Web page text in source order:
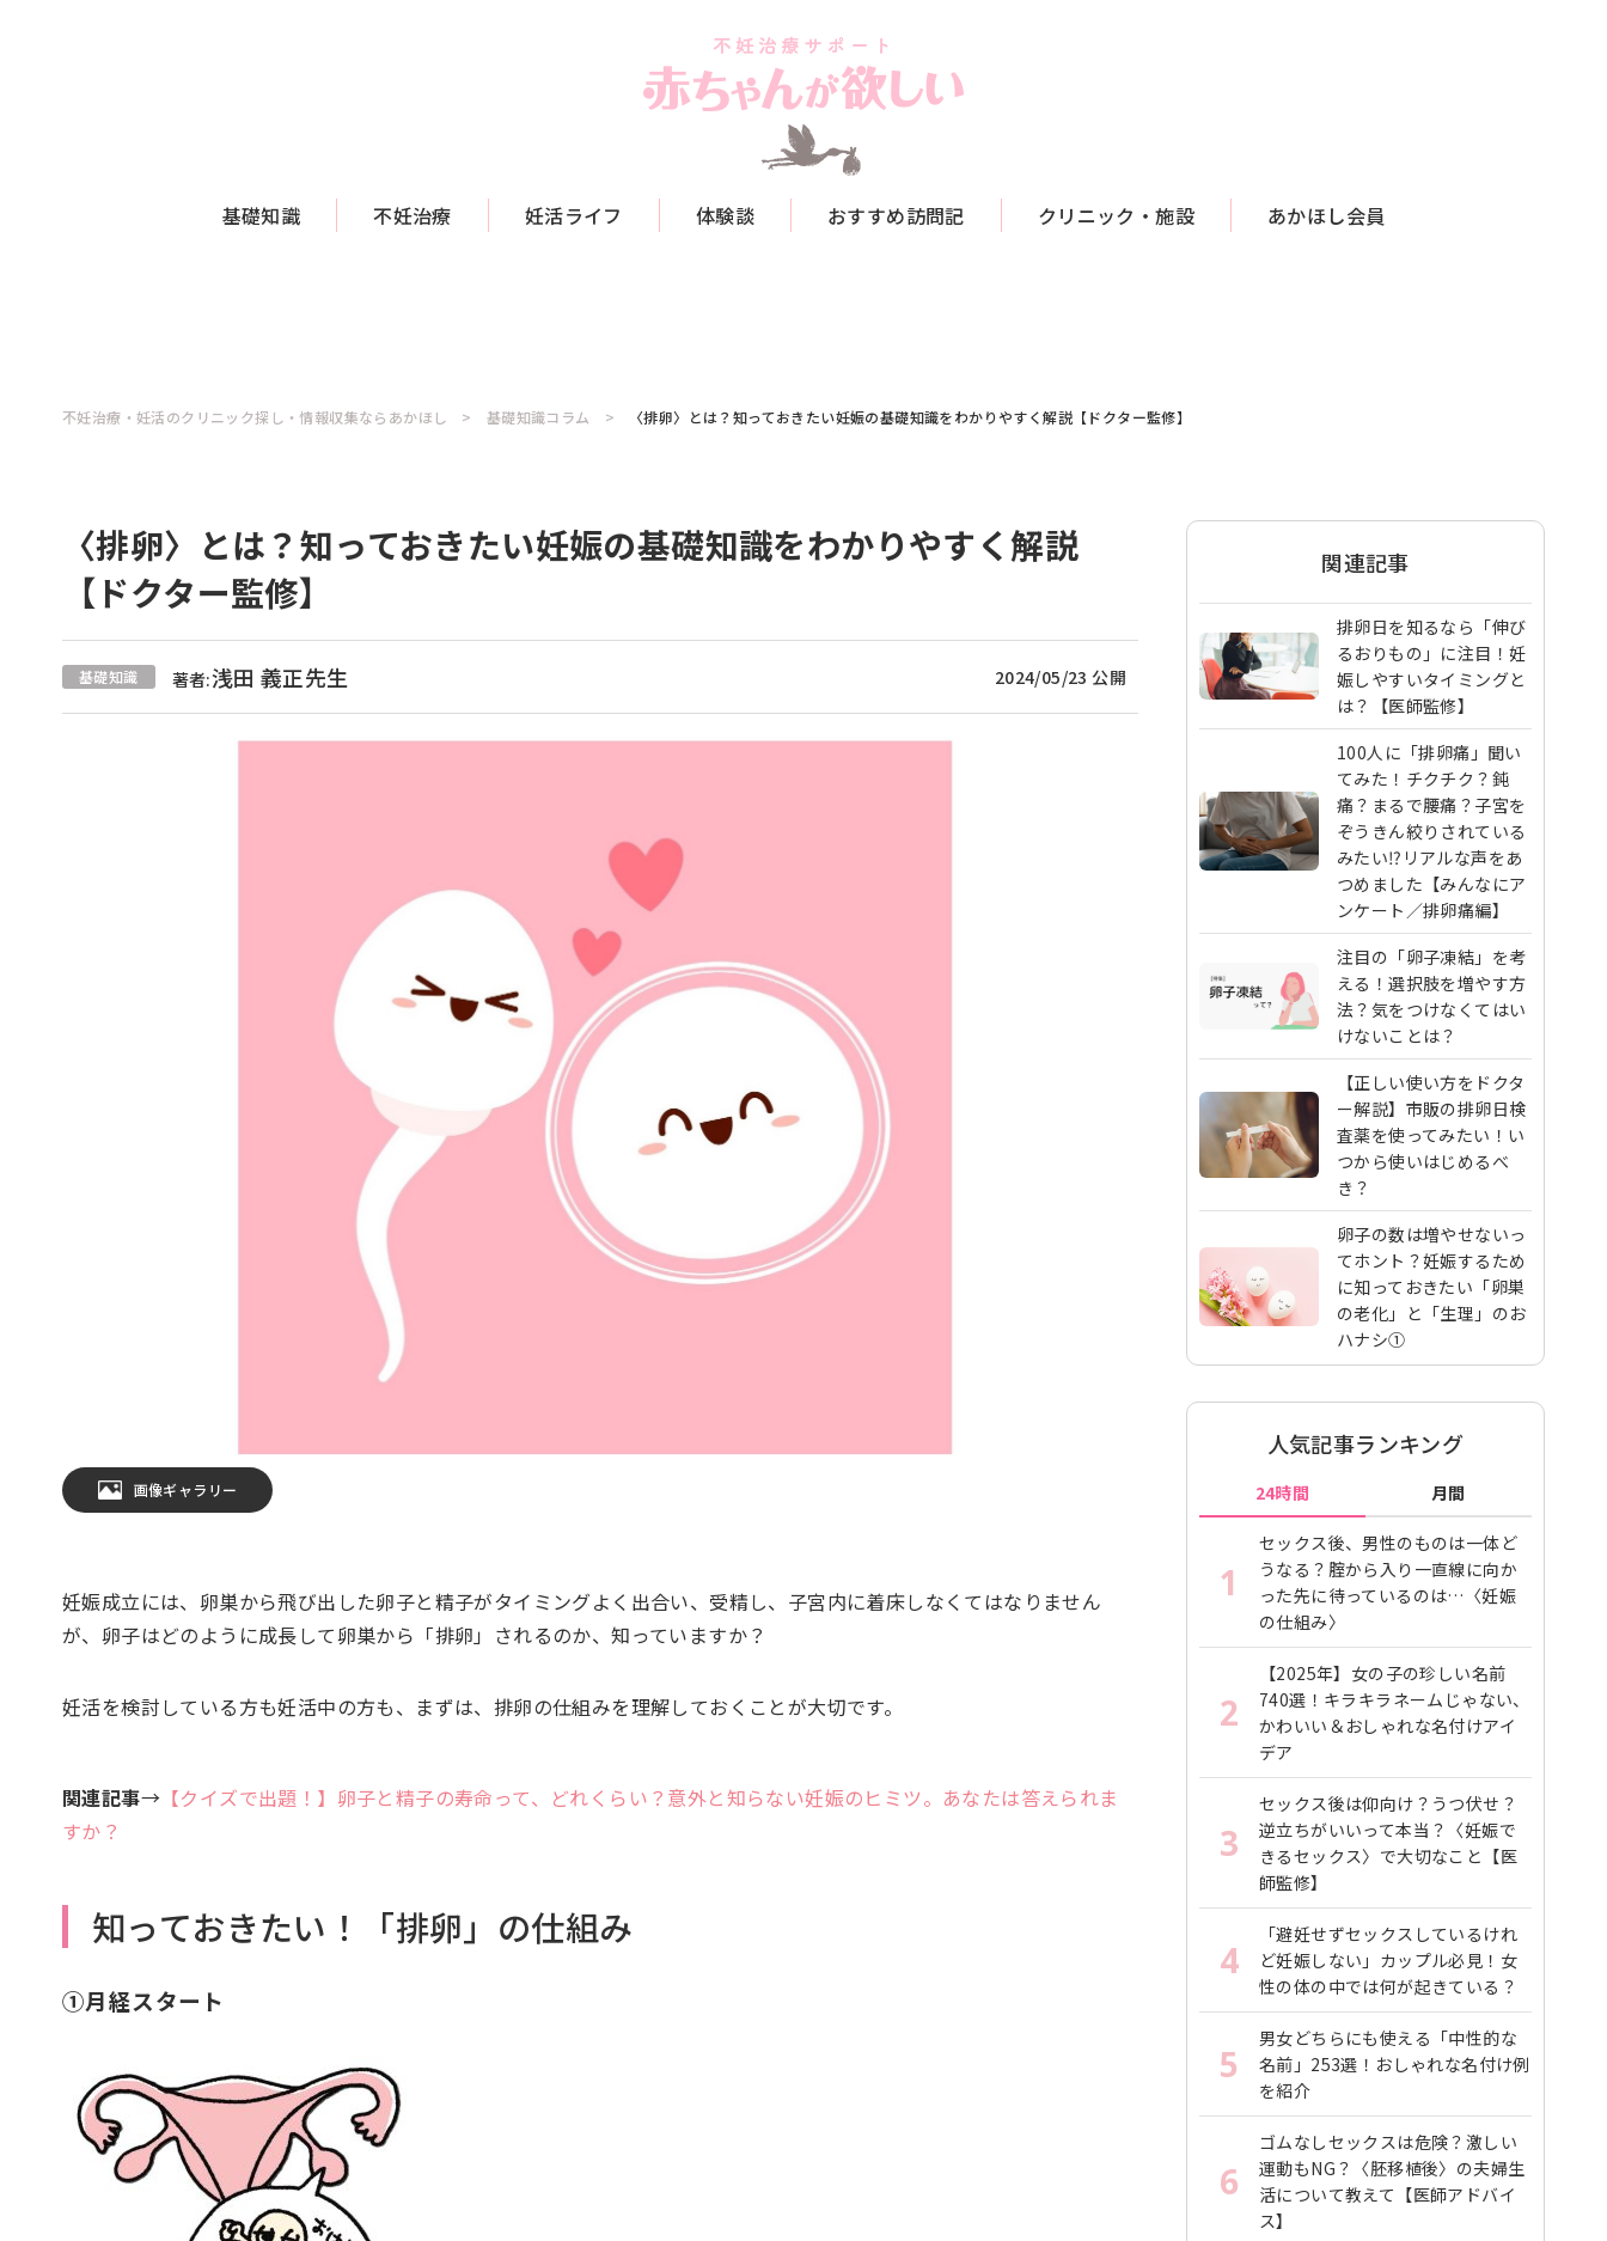
基礎知識 不妊治療 妊活ライフ 体験談 おすすめ訪問記 クリニック・施設 あかほし会員
不妊治療・妊活のクリニック探し・情報収集ならあかほし 基礎知識コラム 〈排卵〉とは？知っておきたい妊娠の基礎知識をわかりやすく解説【ドクター監修】
〈排卵〉とは？知っておきたい妊娠の基礎知識をわかりやすく解説
【ドクター監修】
基礎知識 著者:浅田 義正先生 2024/05/23 公開
画像ギャラリー
妊娠成立には、卵巣から飛び出した卵子と精子がタイミングよく出合い、受精し、子宮内に着床しなくてはなりません
が、卵子はどのように成長して卵巣から「排卵」されるのか、知っていますか？
妊活を検討している方も妊活中の方も、まずは、排卵の仕組みを理解しておくことが大切です。
関連記事→ 【クイズで出題！】卵子と精子の寿命って、どれくらい？意外と知らない妊娠のヒミツ。あなたは答えられま
すか？
知っておきたい！「排卵」の仕組み
①月経スタート
関連記事
排卵日を知るなら「伸び
るおりもの」に注目！妊
娠しやすいタイミングと
は？【医師監修】
100人に「排卵痛」聞い
てみた！チクチク？鈍
痛？まるで腰痛？子宮を
ぞうきん絞りされている
みたい⁉︎リアルな声をあ
つめました【みんなにア
ンケート／排卵痛編】
注目の「卵子凍結」を考
える！選択肢を増やす方
法？気をつけなくてはい
けないことは？
【正しい使い方をドクタ
ー解説】市販の排卵日検
査薬を使ってみたい！い
つから使いはじめるべ
き？
卵子の数は増やせないっ
てホント？妊娠するため
に知っておきたい「卵巣
の老化」と「生理」のお
ハナシ①
人気記事ランキング
24時間 月間
1
セックス後、男性のものは一体ど
うなる？腟から入り一直線に向か
った先に待っているのは…〈妊娠
の仕組み〉
2
【2025年】女の子の珍しい名前
740選！キラキラネームじゃない、
かわいい＆おしゃれな名付けアイ
デア
3
セックス後は仰向け？うつ伏せ？
逆立ちがいいって本当？〈妊娠で
きるセックス〉で大切なこと【医
師監修】
4
「避妊せずセックスしているけれ
ど妊娠しない」カップル必見！女
性の体の中では何が起きている？
5
男女どちらにも使える「中性的な
名前」253選！おしゃれな名付け例
を紹介
6
ゴムなしセックスは危険？激しい
運動もNG？〈胚移植後〉の夫婦生
活について教えて【医師アドバイ
ス】